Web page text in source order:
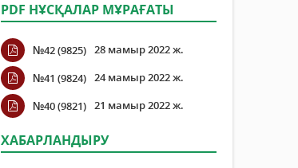
PDF НҰСҚАЛАР МҰРАҒАТЫ
№42 (9825) 28 мамыр 2022 ж.
№41 (9824) 24 мамыр 2022 ж.
№40 (9821) 21 мамыр 2022 ж.
ХАБАРЛАНДЫРУ